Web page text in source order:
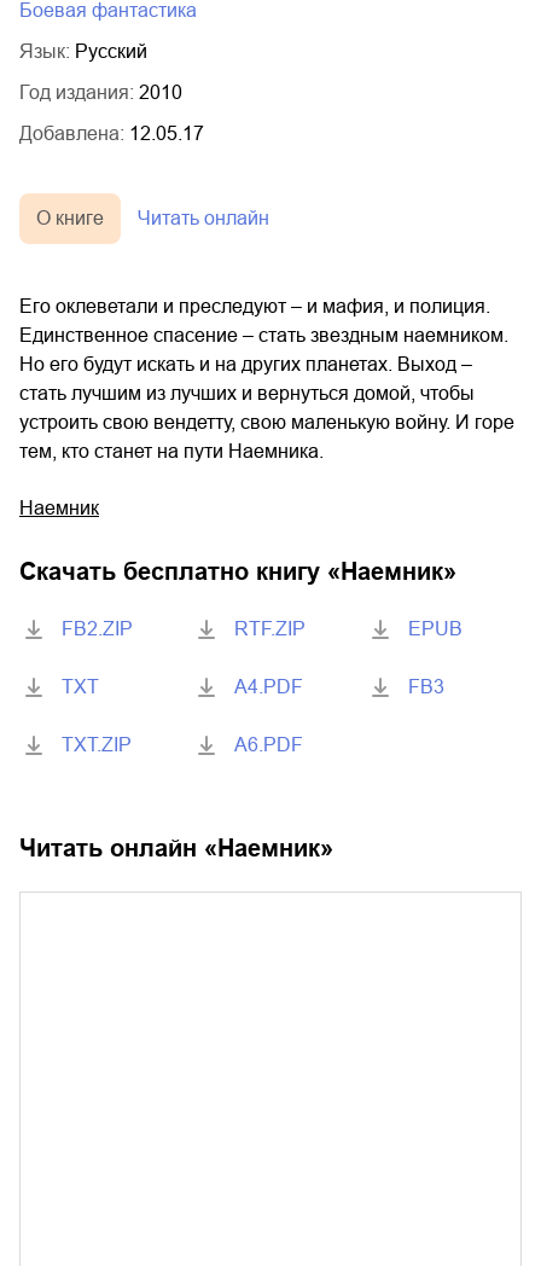
боевая фантастика
Язык: Русский
Год издания: 2010
Добавлена: 12.05.17
О книге Читать онлайн
Его оклеветали и преследуют – и мафия, и полиция.
Единственное спасение – стать звездным наемником.
Но его будут искать и на других планетах. Выход –
стать лучшим из лучших и вернуться домой, чтобы
устроить свою вендетту, свою маленькую войну. И горе
тем, кто станет на пути Наемника.
Наемник
Скачать бесплатно книгу «Наемник»
FB2.ZIP
TXT
TXT.ZIP
RTF.ZIP
A4.PDF
A6.PDF
EPUB
FB3
Читать онлайн «Наемник»